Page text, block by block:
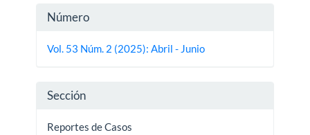
Detalles
del
Número
Vol. 53 Núm. 2 (2025): Abril - Junio
Sección
Reportes de Casos